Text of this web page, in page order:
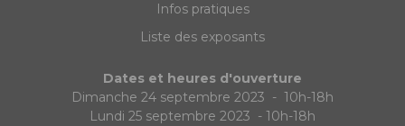
Infos pratiques
Liste des exposants
Dates et heures d'ouverture
Dimanche 24 septembre 2023 - 10h-18h
Lundi 25 septembre 2023 - 10h-18h